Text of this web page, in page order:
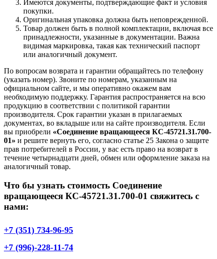
Имеются документы, подтверждающие факт и условия
покупки.
Оригинальная упаковка должна быть неповрежденной.
Товар должен быть в полной комплектации, включая все
принадлежности, указанные в документации. Важна
видимая маркировка, такая как технический паспорт
или аналогичный документ.
По вопросам возврата и гарантии обращайтесь по телефону
(указать номер). Звоните по номерам, указанным на
официальном сайте, и мы оперативно окажем вам
необходимую поддержку. Гарантия распространяется на всю
продукцию в соответствии с политикой гарантии
производителя. Срок гарантии указан в прилагаемых
документах, во вкладыше или на сайте производителя. Если
вы приобрели «Соединение вращающееся КС-45721.31.700-
01» и решите вернуть его, согласно статье 25 Закона о защите
прав потребителей в России, у вас есть право на возврат в
течение четырнадцати дней, обмен или оформление заказа на
аналогичный товар.
Что бы узнать стоимость Соединение
вращающееся КС-45721.31.700-01 свяжитесь с
нами:
+7 (351) 734-96-95
+7 (996)-228-11-74